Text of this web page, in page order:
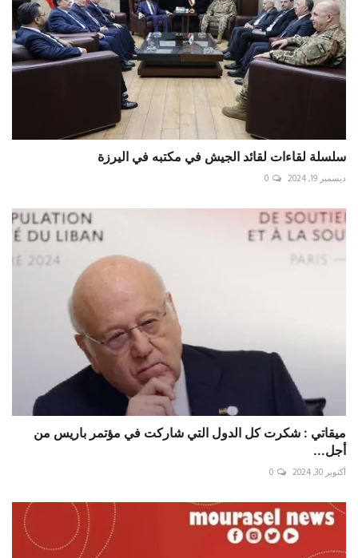
سلسلة لقاءات لقائد الجيش في مكتبه في اليرزة
ديسمبر 19, 2024 0
ميقاتي : شكرت كل الدول التي شاركت في مؤتمر باريس من
أجل...
أكتوبر 30, 2024 0